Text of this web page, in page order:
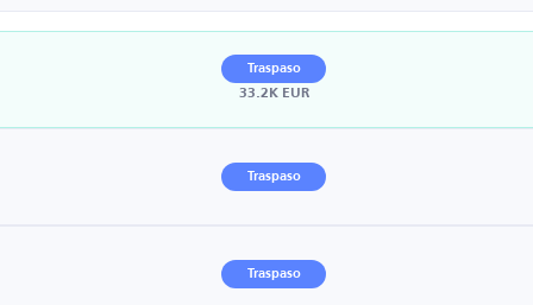
Traspaso
33.2K EUR
Traspaso
Traspaso